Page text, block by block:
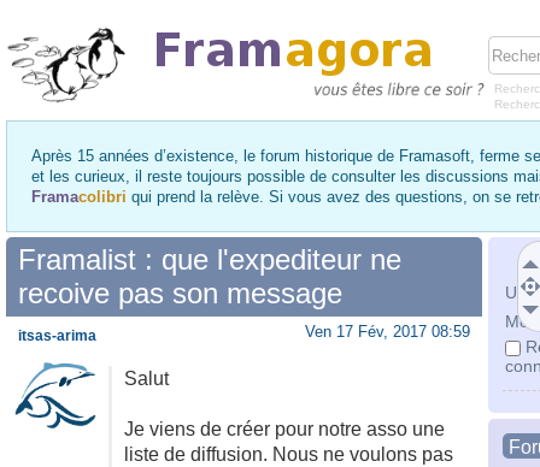
Après 15 années d’existence, le forum historique de Framasoft, ferme
et les curieux, il reste toujours possible de consulter les discussions
Framacolibri qui prend la relève. Si vous avez des questions, on se
Mot
Framalist : que l'expediteur ne
recoive pas son message
Ven 17 Fév, 2017 08:59
Salut
Je viens de créer pour notre asso une
liste de diffusion. Nous ne voulons pas
itsas-arima